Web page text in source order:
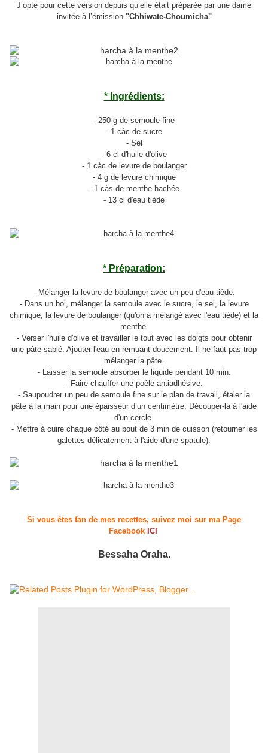
J’opte pour cette version depuis qu’elle était préparée par une dame
invitée à l’émission "Chhiwate-Choumicha"
* Ingrédients:
- 250 g de semoule fine
- 1 càc de sucre
- Sel
- 6 cl d'huile d'olive
- 1 càc de levure de boulanger
- 4 g de levure chimique
- 1 càs de menthe hachée
- 13 cl d'eau tiède
* Préparation:
- Mélanger la levure de boulanger avec un peu d'eau tiède.
- Dans un bol, mélanger la semoule avec le sucre, le sel, la levure
chimique, la levure de boulanger (qu'on a mélangé avec l'eau tiède) et la
menthe.
- Verser l'huile d'olive et travailler le tout avec les doigts pour obtenir
une pâte sablé. Ajouter l'eau en remuant doucement. Il ne faut pas trop
mélanger la pâte.
- Laisser la semoule absorber le liquide pendant 10 min.
- Faire chauffer une poêle antiadhésive.
- Saupoudrer un peu de semoule fine sur le plan de travail, étaler la
pâte à la main pour une épaisseur d’un centimètre. Découper-la à l'aide
d'un cercle.
- Mettre à cuire chaque côté au bout de 3 min de cuisson (retourner les
galettes délicatement à l'aide d'une spatule).
Si vous êtes fan de mes recettes, suivez moi sur ma Page
Facebook ICI
Bessaha Oraha.